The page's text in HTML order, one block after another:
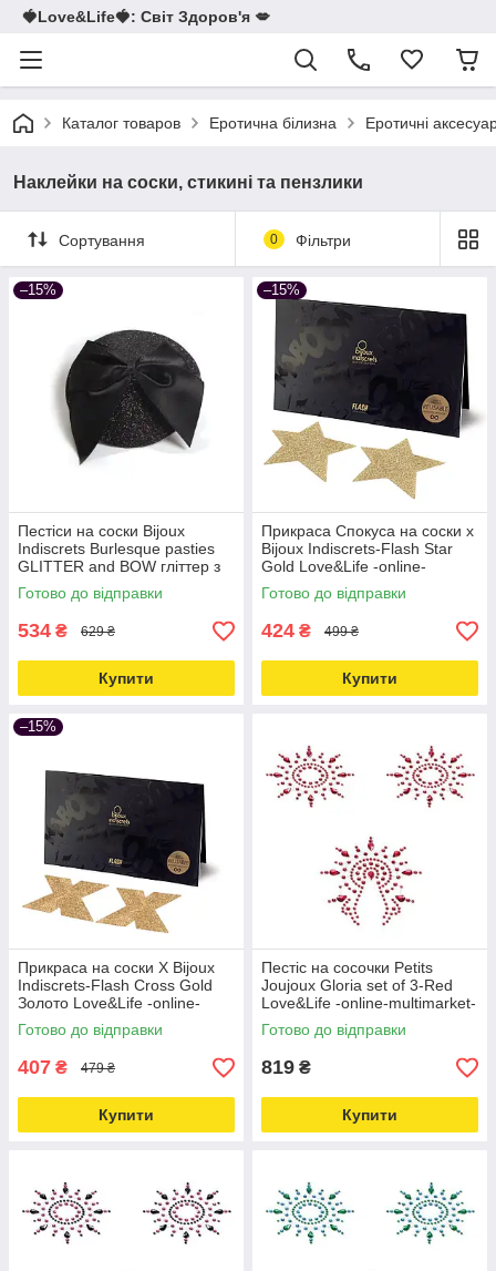
🍓Love&Life🍓: Світ Здоров'я 💋
Каталог товаров Еротична білизна Еротичні
Наклейки на соски, стикині та пензлики
Сортування 0 Фільтри
–15%
Пестіси на соски Bijoux
Indiscrets Burlesque pasties
GLITTER and BOW гліттер з
бантиком Love&Life -online-
multimarket-
Готово до відправки
534 ₴ 629 ₴
Купити
–15%
Прикраса Спокуса на соски x
Bijoux Indiscrets-Flash Star
Gold Love&Life -online-
multimarket-
Готово до відправки
424 ₴ 499 ₴
Купити
–15%
Прикраса на соски X Bijoux
Indiscrets-Flash Cross Gold
Золото Love&Life -online-
multimarket-
Готово до відправки
407 ₴ 479 ₴
Купити
Пестіс на сосочки Petits
Joujoux Gloria set of 3-Red
Love&Life -online-multimarket-
Готово до відправки
819 ₴
Купити